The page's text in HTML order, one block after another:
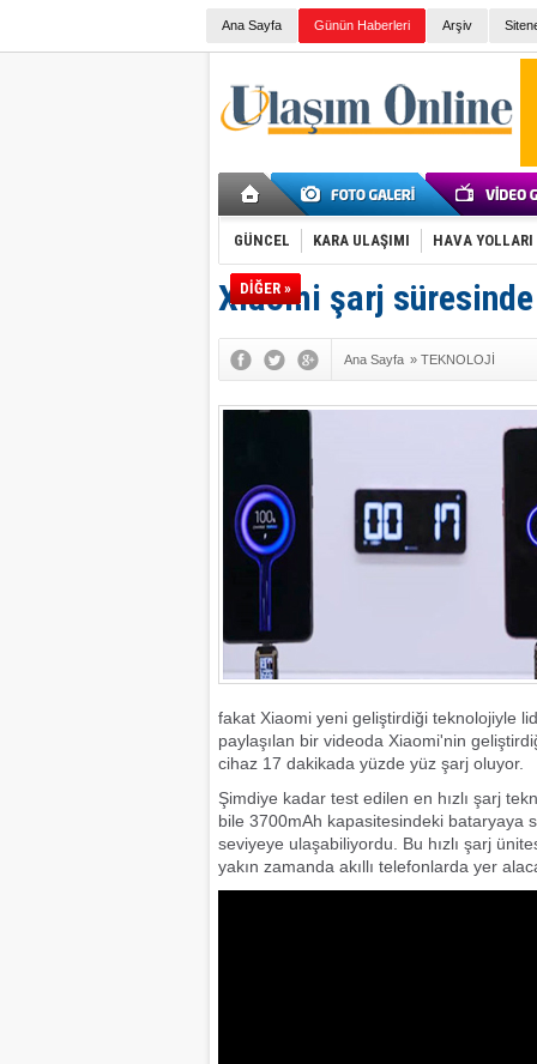
Ana Sayfa Günün Haberleri Arşiv
GÜNCEL KARA ULAŞIMI HAVA YOLLARI
DİĞER »
Xiaomi şarj
Ana Sayfa » TEKNOLOJİ
fakat Xiaomi yeni geliştirdiği teknolojiyle
paylaşılan bir videoda Xiaomi'nin
cihaz 17 dakikada yüzde yüz şarj oluyor.
Şimdiye kadar test edilen en hızlı şarj
bile 3700mAh kapasitesindeki bataryaya
seviyeye ulaşabiliyordu. Bu hızlı şarj
yakın zamanda akıllı telefonlarda yer
4 Kapılı AMG
Türkiye'de